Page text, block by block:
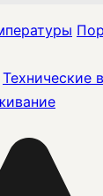
Технические